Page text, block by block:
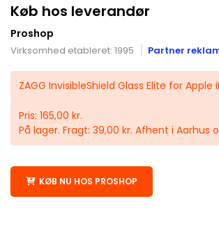
Køb hos leverandør
Proshop
Virksomhed etableret: 1995 Partner
ZAGG InvisibleShield Glass Elite for Apple
Pris: 165,00 kr.
På lager. Fragt: 39,00 kr. Afhent i Aarhus
KØB NU HOS PROSHOP